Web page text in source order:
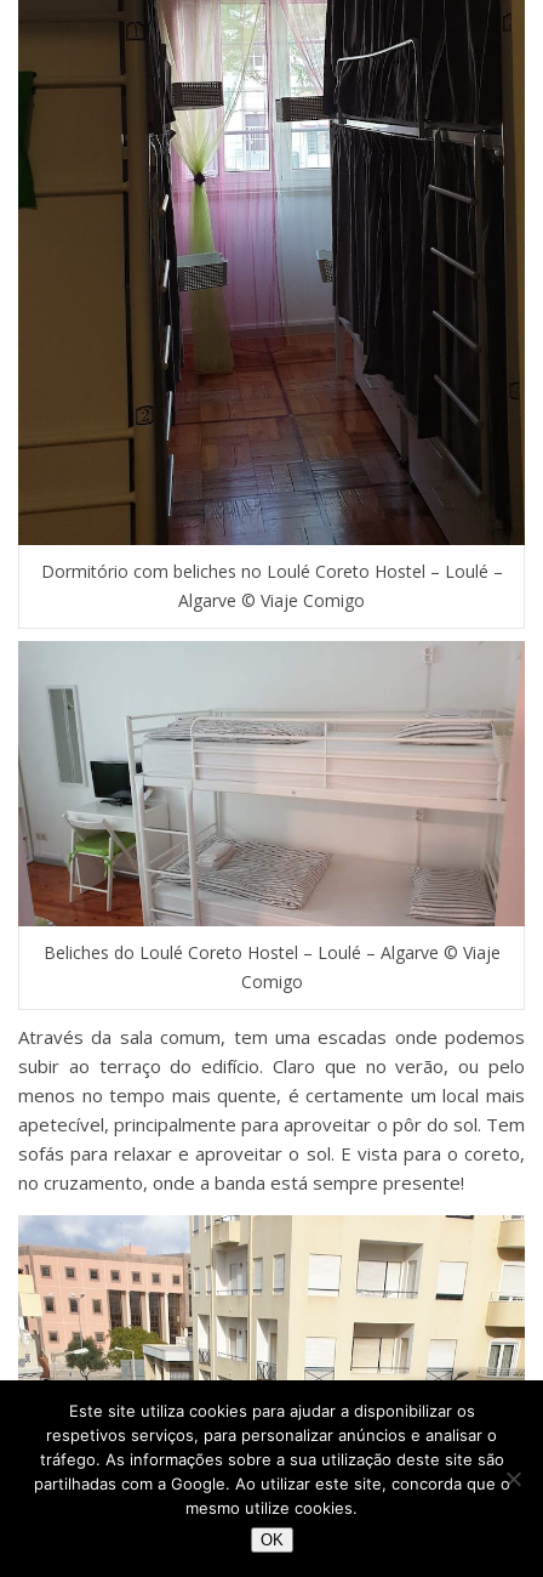
Dormitório com beliches no Loulé Coreto Hostel – Loulé –
Algarve © Viaje Comigo
Beliches do Loulé Coreto Hostel – Loulé – Algarve © Viaje
Comigo
Através da sala comum, tem uma escadas onde podemos
subir ao terraço do edifício. Claro que no verão, ou pelo
menos no tempo mais quente, é certamente um local mais
apetecível, principalmente para aproveitar o pôr do sol. Tem
sofás para relaxar e aproveitar o sol. E vista para o coreto,
no cruzamento, onde a banda está sempre presente!
Este site utiliza cookies para ajudar a disponibilizar os
respetivos serviços, para personalizar anúncios e analisar o
tráfego. As informações sobre a sua utilização deste site são
partilhadas com a Google. Ao utilizar este site, concorda que o
mesmo utilize cookies.
OK